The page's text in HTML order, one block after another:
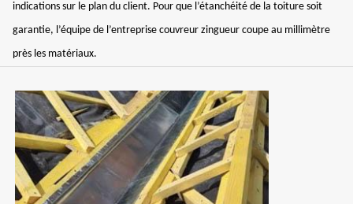
indications sur le plan du client. Pour que l’étanchéité de la toiture soit
garantie, l’équipe de l’entreprise couvreur zingueur coupe au millimètre
près les matériaux.